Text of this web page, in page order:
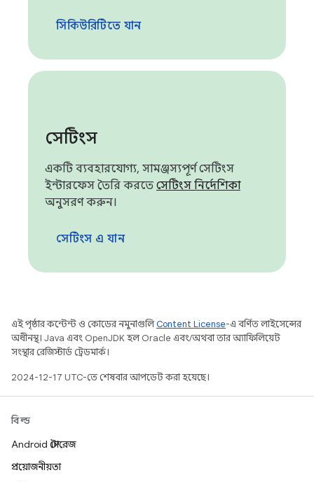
সিকিউরিটিতে যান
সেটিংস
একটি ব্যবহারযোগ্য, সামঞ্জস্যপূর্ণ সেটিংস
ইন্টারফেস তৈরি করতে সেটিংস নির্দেশিকা
অনুসরণ করুন।
সেটিংস এ যান
এই পৃষ্ঠার কন্টেন্ট ও কোডের নমুনাগুলিContent License-এ বর্ণিত লাইসেন্সের
অধীনস্থ। Java এবং OpenJDK হল Oracle এবং/অথবা তার অ্যাফিলিয়েট
সংস্থার রেজিস্টার্ড ট্রেডমার্ক।
2024-12-17 UTC-তে শেষবার আপডেট করা হয়েছে।
বিল্ড
Android স্টোরেজ
প্রয়োজনীয়তা